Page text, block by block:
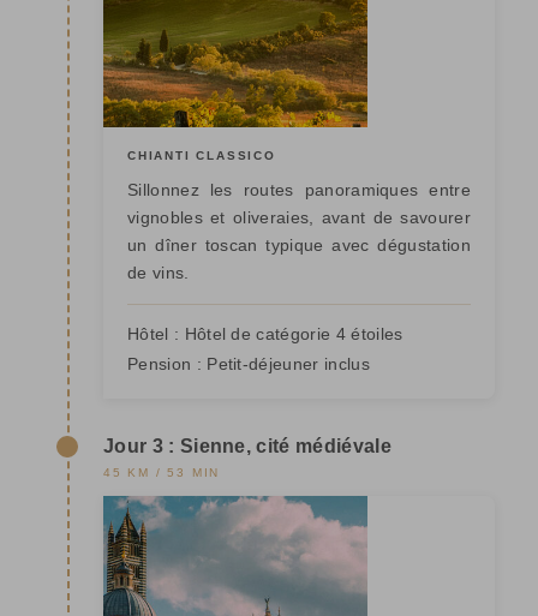
CHIANTI CLASSICO
Sillonnez les routes panoramiques entre
vignobles et oliveraies, avant de savourer
un dîner toscan typique avec dégustation
de vins.
Hôtel : Hôtel de catégorie 4 étoiles
Pension : Petit-déjeuner inclus
Jour 3 : Sienne, cité médiévale
45 KM / 53 MIN